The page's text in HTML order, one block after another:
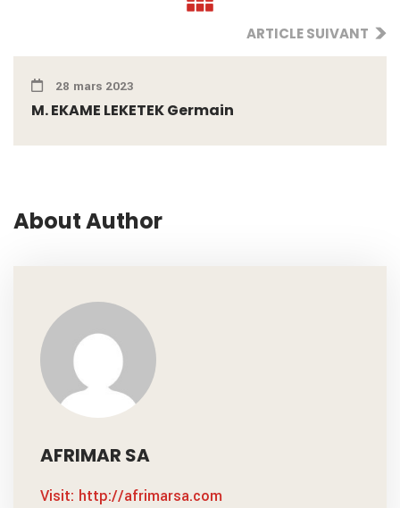
ARTICLE SUIVANT
28 mars 2023
M. EKAME LEKETEK Germain
About Author
AFRIMAR SA
Visit: http://afrimarsa.com